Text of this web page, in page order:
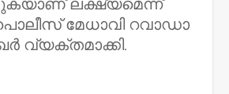
മേധാവി റവാഡാ
വ്യക്തമാക്കി.